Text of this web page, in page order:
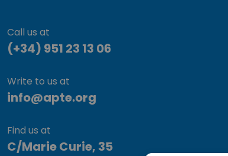
Call us at
(+34) 951 23 13 06
Write to us at
info@apte.org
Find us at
C/Marie Curie, 35